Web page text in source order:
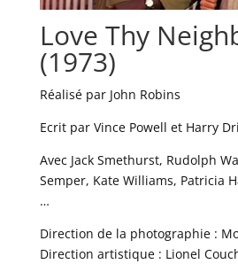
Love Thy
(1973)
Réalisé par John Robins
Ecrit par Vince Powell et Harry
Avec Jack Smethurst, Rudolph
Semper, Kate Williams, Patricia
…
Direction de la photographie :
Direction artistique : Lionel